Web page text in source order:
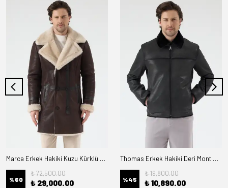
Marca Erkek Hakiki Kuzu Kürklü Deri Kaban
%60
₺ 72,500.00
₺ 29,000.00
Thomas Erkek Hakiki Deri Mont Kürk Astarlı
%45
₺ 19,800.00
₺ 10,890.00